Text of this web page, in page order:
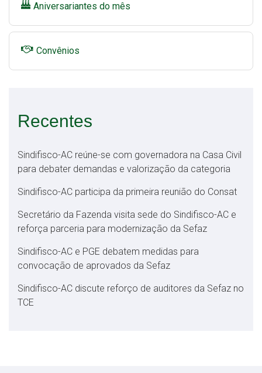
Aniversariantes do mês
Convênios
Recentes
Sindifisco-AC reúne-se com governadora na Casa Civil
para debater demandas e valorização da categoria
Sindifisco-AC participa da primeira reunião do Consat
Secretário da Fazenda visita sede do Sindifisco-AC e
reforça parceria para modernização da Sefaz
Sindifisco-AC e PGE debatem medidas para
convocação de aprovados da Sefaz
Sindifisco-AC discute reforço de auditores da Sefaz no
TCE